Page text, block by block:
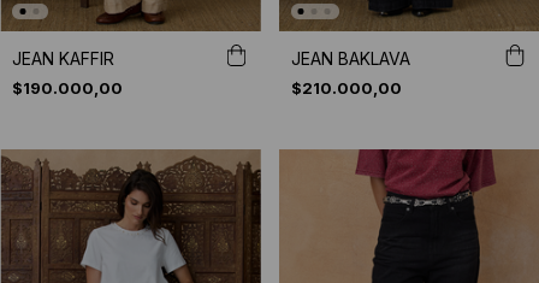
JEAN KAFFIR
$190.000,00
JEAN BAKLAVA
$210.000,00